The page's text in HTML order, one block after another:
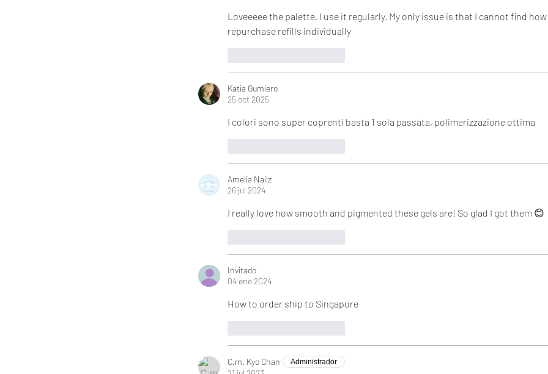
Loveeeee the palette, I use it regularly. My only issue is that I cannot find
repurchase refills individually
Katia Gumiero
25 oct 2025
I colori sono super coprenti basta 1 sola passata, polimerizzazione ottima
Amelia Nailz
26 jul 2024
I really love how smooth and pigmented these gels are! So glad I got them 😊
Invitado
04 ene 2024
How to order ship to Singapore
C.m. Kyo Chan Administrador